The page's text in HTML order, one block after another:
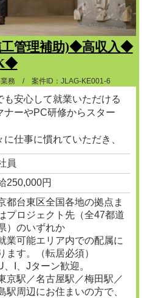
工管理補助)◆高収入◆
業務 / 案件ID：JLAG-KE001-6
も安心して就業いただける
ナーやPC研修からスター
仕事に慣れていただき、
ロジェクトマネージャーと
ビル、マンション、ショ
ど地図に残る大規模な建
材に成長...つづきを見る
員
250,000円
都台東区全国各地の拠点ま
プロジェクト先（全47都道
）のいずれか
業可能エリア内での配属に
ます。（転居必須）
、I、Jターン歓迎。
京駅／名古屋駅／梅田駅／
駅周辺にお住まいの方で、